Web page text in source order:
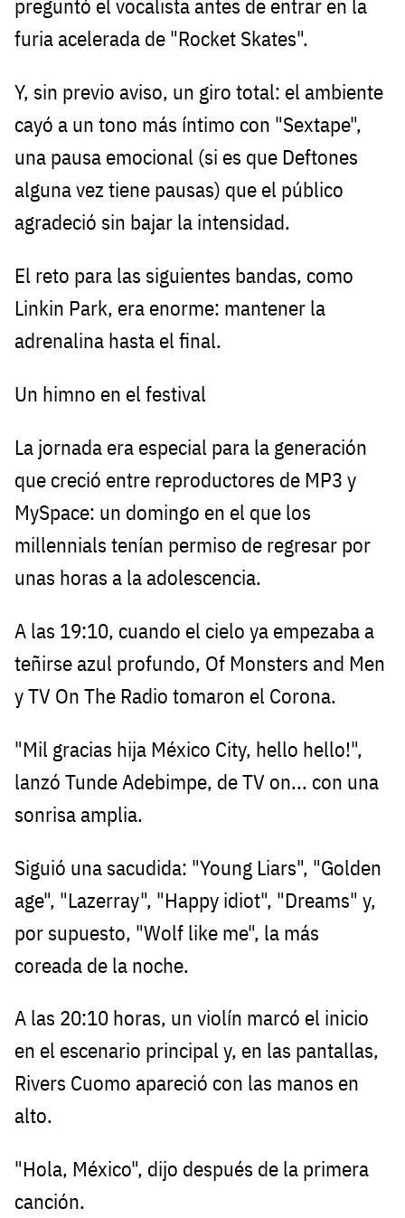
preguntó el vocalista antes de entrar en la
furia acelerada de "Rocket Skates".
Y, sin previo aviso, un giro total: el ambiente
cayó a un tono más íntimo con "Sextape",
una pausa emocional (si es que Deftones
alguna vez tiene pausas) que el público
agradeció sin bajar la intensidad.
El reto para las siguientes bandas, como
Linkin Park, era enorme: mantener la
adrenalina hasta el final.
Un himno en el festival
La jornada era especial para la generación
que creció entre reproductores de MP3 y
MySpace: un domingo en el que los
millennials tenían permiso de regresar por
unas horas a la adolescencia.
A las 19:10, cuando el cielo ya empezaba a
teñirse azul profundo, Of Monsters and Men
y TV On The Radio tomaron el Corona.
"Mil gracias hija México City, hello hello!",
lanzó Tunde Adebimpe, de TV on... con una
sonrisa amplia.
Siguió una sacudida: "Young Liars", "Golden
age", "Lazerray", "Happy idiot", "Dreams" y,
por supuesto, "Wolf like me", la más
coreada de la noche.
A las 20:10 horas, un violín marcó el inicio
en el escenario principal y, en las pantallas,
Rivers Cuomo apareció con las manos en
alto.
"Hola, México", dijo después de la primera
canción.